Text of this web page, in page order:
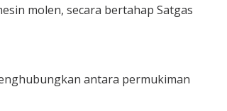
molen, secara bertahap Satgas
antara permukiman